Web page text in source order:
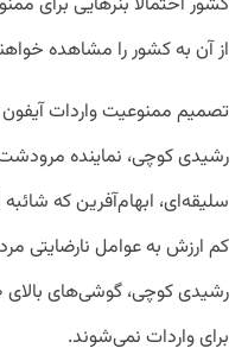
از آن به کشور را مشاهده
رشیدی کوچی، نماینده
سلیقه‌ای، ابهام‌آفرین که
کم ارزش‌ به عوامل نارضایتی
برای واردات نمی‌شوند.